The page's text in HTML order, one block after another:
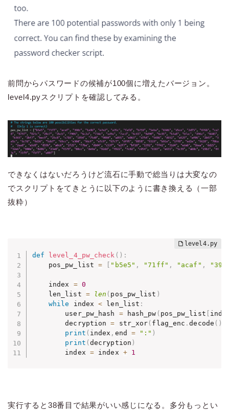
前問からパスワードの候補が100個に増えたバージョン。
level4.pyスクリプトを確認してみる。
できなくはないだろうけど流石に手動で総当りは大変なの
でスクリプトをてきとうに以下のように書き換える（一部
抜粋）
def level_4_pw_check ( ) :
    pos_pw_list
= [ "b5e5" , "71ff" , "acaf" ,
    index
= 0
    len_list
= len ( pos_pw_list )
while index < len_list :
        user_pw_hash
= hash_pw ( pos_pw_list [
        decryption
= str_xor( flag_enc .decode ( )
print ( index , end = ":" )
print (decryption )
        index
= index + 1
実行すると38番目で結果がいい感じになる。多分もっとい